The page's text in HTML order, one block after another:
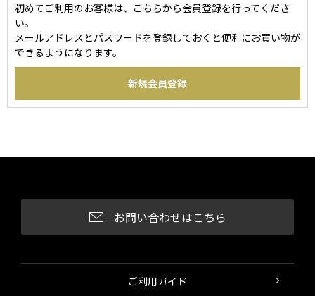
初めてご利用のお客様は、こちらから会員登録を行ってくださ
い。
メールアドレスとパスワードを登録しておくと便利にお買い物が
できるようになります。
お問い合わせはこちら
ご利用ガイド